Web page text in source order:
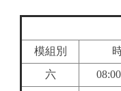
模組別
六